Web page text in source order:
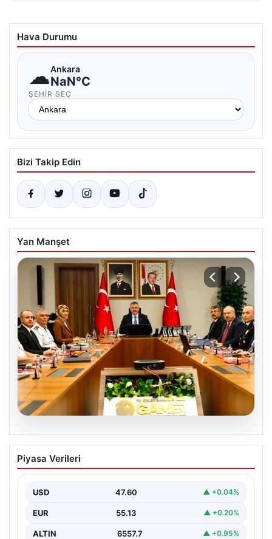
Hava Durumu
☁Ankara
NaN°C
ŞEHIR SEÇ
Bizi Takip Edin
Yan Manşet
Organize suçla mücadele toplantısı.
İçişleri Bakanı Çiftçi: Hiçbir suç
Piyasa Verileri
USD 47.60 ▲ +0.04%
EUR 55.13 ▲ +0.20%
ALTIN 6557.7 ▲ +0.95%